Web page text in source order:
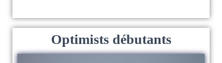
Optimists débutants